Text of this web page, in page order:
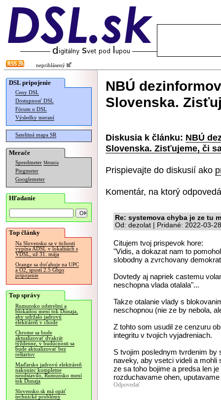
neprihlásený
DSL pripojenie
Ceny DSL
Dostupnosť DSL
Fórum o DSL
Výsledky meraní
Satelitná mapa SR
Merače
Speedmeter Merania
Pingmeter
Googlemeter
Hľadanie
Top články
Na Slovensku sa v tichosti
vypína ADSL v lokalitách s
VDSL, už 31. mája
Orange sa doťahuje na UPC
a O2, spustí 2.5 Gbps
pripojenie
Top správy
Rumunsko odstrelmi a
blokádou mení tok Dunaja,
aby udržalo jadrovú
elektráreň v chode
Chrome sa bude
aktualizovať dvakrát
týždenne, v budúcnosti sa
bude aktualizovať bez
reštartov
Maďarsko jadrovú elektráreň
nakoniec kompletne
neodstavilo, Rumunsko mení
tok Dunaja
Slovensko.sk má opäť
technické problémy
NBÚ
Slovenska.
Diskusia k článku: NBÚ
Slovenska. Zisťujeme, či
Prispievajte do diskusií ako
Komentár, na ktorý
Re: systemova chyba je ze tu
Od: dezolat | Pridané: 2022-03-
Citujem tvoj prispevok hore:
"Vidis, a dokazat nam to
slobodny a zvrchovany
Dovtedy aj napriek castemu
neschopna vlada otalala"...
Takze otalanie vlady s
neschopnou (nie ze by nebola,
Z tohto som usudil ze cenzuru
integritu v tvojich vyjadreniach.
S tvojim poslednym tvrdenim by
naveky, aby vsetci videli a
ze sa toho bojime a predsa len
rozduchavame ohen,
Odpovedať